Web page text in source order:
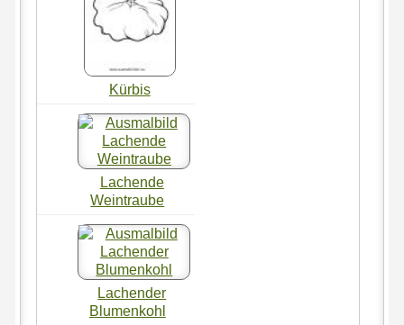
Kürbis
Lachende
Weintraube
Lachender
Blumenkohl